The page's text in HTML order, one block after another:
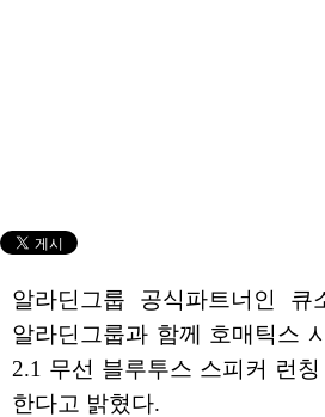
알라딘그룹 공식파트너인 큐
알라딘그룹과 함께 호매틱스
2.1 무선 블루투스 스피커 런
한다고 밝혔다.